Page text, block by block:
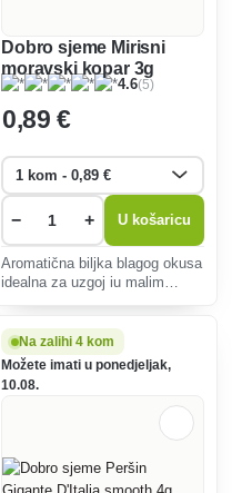
Dobro sjeme Mirisni
moravski kopar 3g
4.6(5)
0,89 €
− + U košaricu
Aromatična biljka blagog okusa
idealna za uzgoj iu malim
ribe. Pogodno za svakog
vrtlara.
Na zalihi 4 kom
Možete imati u ponedjeljak,
10.08.